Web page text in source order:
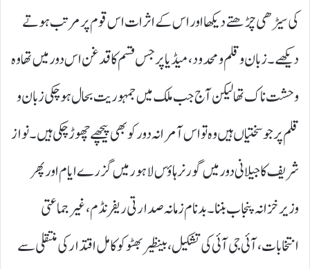
کی سیڑھی چڑھتے دیکھا اور اس کے اثرات اس قوم پر مرتب ہوتے
دیکھے۔زبان و قلم و محدود، میڈیا پر جس قسم کا قدغن اس دور میں تھا وہ
وحشت ناک تھا لیکن آج جب ملک میں جمہوریت بحال ہو چکی زبان و
قلم پر جو سختیاں ہیں وہ تو اس آمرانہ دور کو بھی پیچھے چھوڑ چکی ہیں۔نواز
شریف کا جیلانی دور میں گورنر ہاؤس لاہور میں گزرے ایام اور پھر
وزیر خزانہ پنجاب بننا۔ بدنام زمانہ صدارتی ریفرنڈم،غیر جماعتی
انتخابات ، آئی جی آئی کی تشکیل،بینظیر بھٹو کو کامل اقتدار کی منتقلی سے